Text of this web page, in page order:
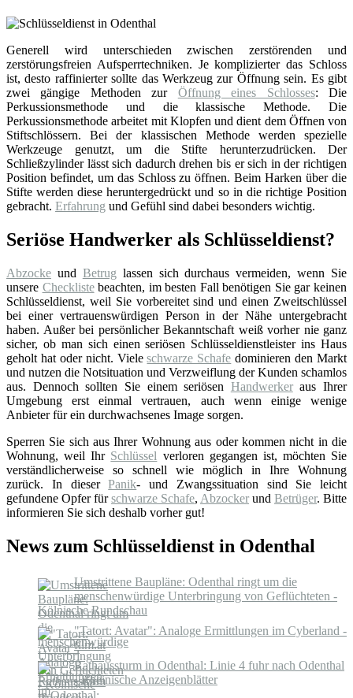
Generell wird unterschieden zwischen zerstörenden und
zerstörungsfreien Aufsperrtechniken. Je komplizierter das Schloss
ist, desto raffinierter sollte das Werkzeug zur Öffnung sein. Es gibt
zwei gängige Methoden zur Öffnung eines Schlosses: Die
Perkussionsmethode und die klassische Methode. Die
Perkussionsmethode arbeitet mit Klopfen und dient dem Öffnen von
Stiftschlössern. Bei der klassischen Methode werden spezielle
Werkzeuge genutzt, um die Stifte herunterzudrücken. Der
Schließzylinder lässt sich dadurch drehen bis er sich in der richtigen
Position befindet, um das Schloss zu öffnen. Beim Harken über die
Stifte werden diese heruntergedrückt und so in die richtige Position
gebracht. Erfahrung und Gefühl sind dabei besonders wichtig.
Seriöse Handwerker als Schlüsseldienst?
Abzocke und Betrug lassen sich durchaus vermeiden, wenn Sie
unsere Checklistebeachten, im besten Fall benötigen Sie gar keinen
Schlüsseldienst, weil Sie vorbereitet sind und einen Zweitschlüssel
bei einer vertrauenswürdigen Person in der Nähe untergebracht
haben. Außer bei persönlicher Bekanntschaft weiß vorher nie ganz
sicher, ob man sich einen seriösen Schlüsseldienstleister ins Haus
geholt hat oder nicht. Vieleschwarze Schafe dominieren den Markt
und nutzen die Notsituation und Verzweiflung der Kunden schamlos
aus. Dennoch sollten Sie einem seriösen Handwerkeraus Ihrer
Umgebung erst einmal vertrauen, auch wenn einige wenige
Anbieter für ein durchwachsenes Image sorgen.
Sperren Sie sich aus Ihrer Wohnung aus oder kommen nicht in die
Wohnung, weil Ihr Schlüssel verloren gegangen ist, möchten Sie
verständlicherweise so schnell wie möglich in Ihre Wohnung
zurück. In dieserPanik- und Zwangssituation sind Sie leicht
gefundene Opfer fürschwarze Schafe, Abzocker und Betrüger. Bitte
informieren Sie sich deshalb vorher gut!
News zum Schlüsseldienst in Odenthal
Umstrittene Baupläne: Odenthal ringt um die
menschenwürdige Unterbringung von Geflüchteten -
Kölnische Rundschau
"Tatort: Avatar": Analoge Ermittlungen im Cyberland -
film.at
Rathaussturm in Odenthal: Linie 4 fuhr nach Odenthal
- Rheinische Anzeigenblätter